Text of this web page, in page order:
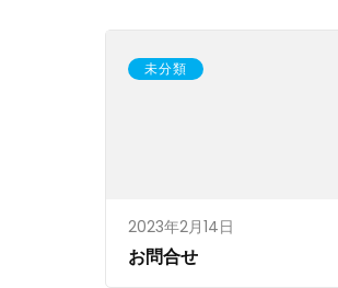
未分類
2023年2月14日
お問合せ